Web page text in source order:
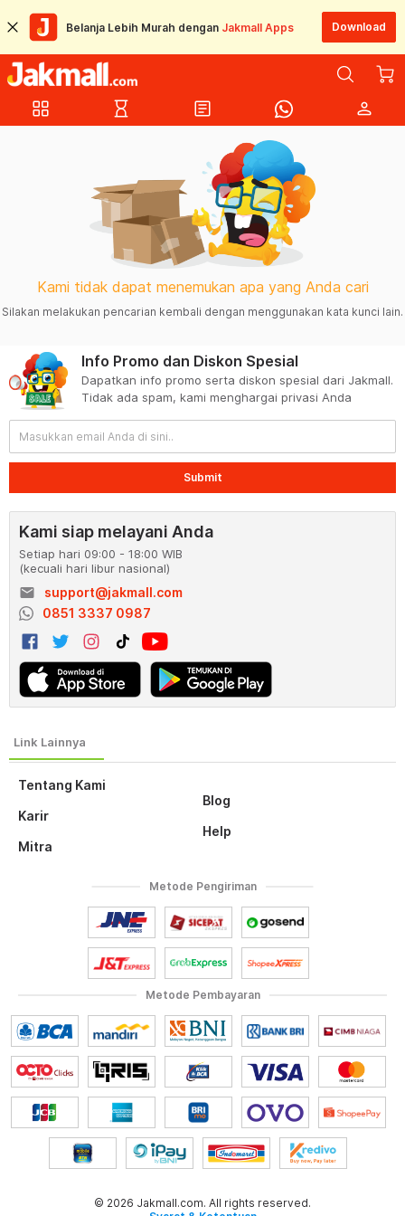
Belanja Lebih Murah dengan Jakmall Apps Download
grid_view hourglass_empty article person
Kami tidak dapat menemukan apa yang Anda cari
Silakan melakukan pencarian kembali dengan menggunakan kata kunci lain.
Tentang Kami
Karir
Mitra
Blog
Help
Info Promo dan Diskon Spesial
Dapatkan info promo serta diskon spesial dari Jakmall.
Tidak ada spam, kami menghargai privasi Anda
Submit
Kami siap melayani Anda
Setiap hari 09:00 - 18:00 WIB
(kecuali hari libur nasional)
email
support@jakmall.com
0851 3337 0987
Metode Pembayaran
Metode Pengiriman
© 2026 Jakmall.com. All rights reserved.